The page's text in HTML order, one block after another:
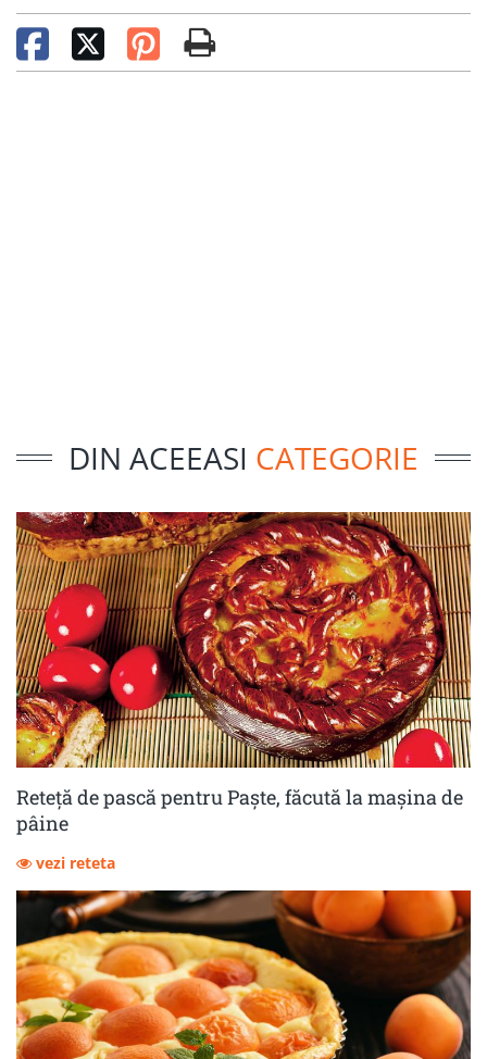
DIN ACEEASI CATEGORIE
Reteță de pască pentru Paște, făcută la mașina de
pâine
vezi reteta